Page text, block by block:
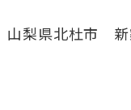
山梨県北杜市 新